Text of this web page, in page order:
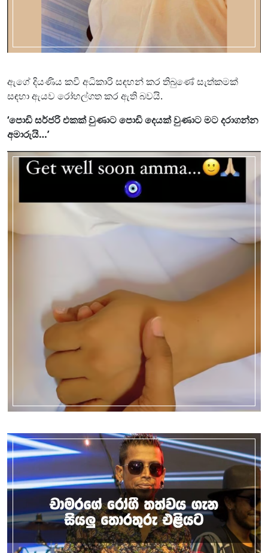
ඇගේ දියණිය කවී අධිකාරි සඳහන් කර තිබුණේ සැත්කමක්
සඳහා ඇයව රෝහල්ගත කර ඇති බවයි.
‘පොඩි සර්ජරි එකක් වුණාට පොඩි දෙයක් වුණාට මට දරාගන්න
අමාරුයි…’